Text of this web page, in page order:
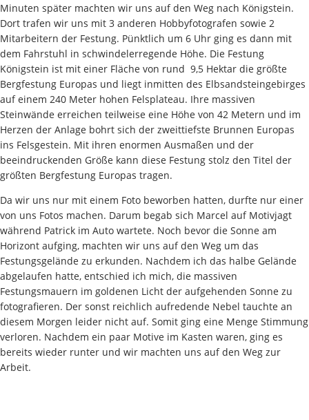
Minuten später machten wir uns auf den Weg nach Königstein.
Dort trafen wir uns mit 3 anderen Hobbyfotografen sowie 2
Mitarbeitern der Festung. Pünktlich um 6 Uhr ging es dann mit
dem Fahrstuhl in schwindelerregende Höhe. Die Festung
Königstein ist mit einer Fläche von rund 9,5 Hektar die größte
Bergfestung Europas und liegt inmitten des Elbsandsteingebirges
auf einem 240 Meter hohen Felsplateau. Ihre massiven
Steinwände erreichen teilweise eine Höhe von 42 Metern und im
Herzen der Anlage bohrt sich der zweittiefste Brunnen Europas
ins Felsgestein. Mit ihren enormen Ausmaßen und der
beeindruckenden Größe kann diese Festung stolz den Titel der
größten Bergfestung Europas tragen.
Da wir uns nur mit einem Foto beworben hatten, durfte nur einer
von uns Fotos machen. Darum begab sich Marcel auf Motivjagt
während Patrick im Auto wartete. Noch bevor die Sonne am
Horizont aufging, machten wir uns auf den Weg um das
Festungsgelände zu erkunden. Nachdem ich das halbe Gelände
abgelaufen hatte, entschied ich mich, die massiven
Festungsmauern im goldenen Licht der aufgehenden Sonne zu
fotografieren. Der sonst reichlich aufredende Nebel tauchte an
diesem Morgen leider nicht auf. Somit ging eine Menge Stimmung
verloren. Nachdem ein paar Motive im Kasten waren, ging es
bereits wieder runter und wir machten uns auf den Weg zur
Arbeit.